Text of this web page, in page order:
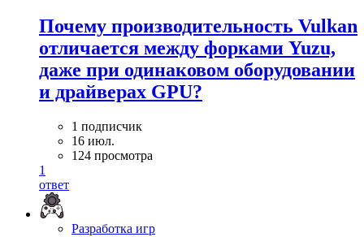
Почему производительность Vulkan
отличается между форками Yuzu,
даже при одинаковом оборудовании
и драйверах GPU?
1 подписчик
16 июл.
124 просмотра
1
ответ
Разработка игр